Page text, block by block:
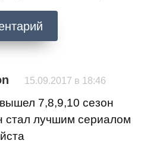
15.09.2017 в 18:46
7,8,9,10 сезон
стал лучшим сериалом